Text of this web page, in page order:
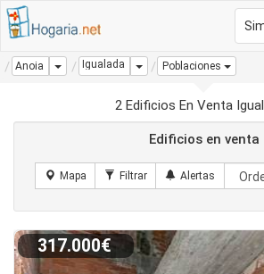
Anoia Dropdown
Igualada Dropdown
Poblaciones
2 Edificios En Venta
Edificios en venta
317.000€